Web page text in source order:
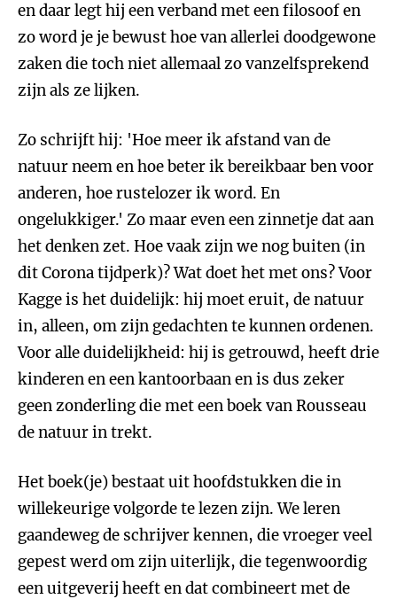
en daar legt hij een verband met een filosoof en
zo word je je bewust hoe van allerlei doodgewone
zaken die toch niet allemaal zo vanzelfsprekend
zijn als ze lijken.
Zo schrijft hij: 'Hoe meer ik afstand van de
natuur neem en hoe beter ik bereikbaar ben voor
anderen, hoe rustelozer ik word. En
ongelukkiger.' Zo maar even een zinnetje dat aan
het denken zet. Hoe vaak zijn we nog buiten (in
dit Corona tijdperk)? Wat doet het met ons? Voor
Kagge is het duidelijk: hij moet eruit, de natuur
in, alleen, om zijn gedachten te kunnen ordenen.
Voor alle duidelijkheid: hij is getrouwd, heeft drie
kinderen en een kantoorbaan en is dus zeker
geen zonderling die met een boek van Rousseau
de natuur in trekt.
Het boek(je) bestaat uit hoofdstukken die in
willekeurige volgorde te lezen zijn. We leren
gaandeweg de schrijver kennen, die vroeger veel
gepest werd om zijn uiterlijk, die tegenwoordig
een uitgeverij heeft en dat combineert met de